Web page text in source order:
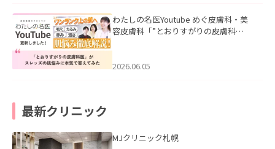
わたしの名医Youtube めぐ皮膚科・美
容皮膚科「”とおりすがりの皮膚科
2026.06.05
最新クリニック
MJクリニック札幌